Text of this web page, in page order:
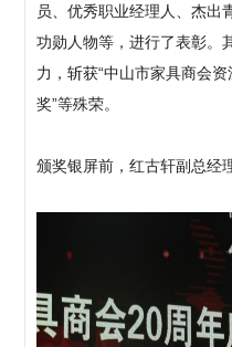
员、优秀职业经理人、杰出
功勋人物等，进行了表彰。
力，斩获“中山市家具商会
奖”等殊荣。
颁奖银屏前，红古轩副总经